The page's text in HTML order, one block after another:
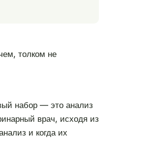
толком не
набор — это анализ
врач, исходя из
и когда их